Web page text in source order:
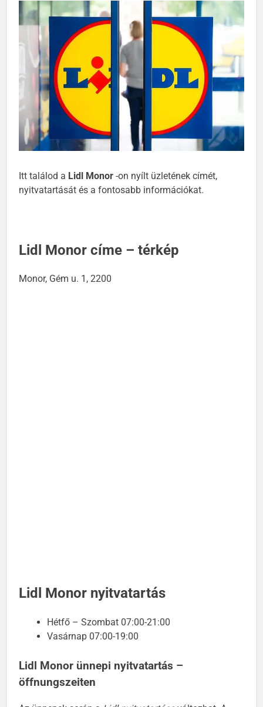
Itt találod a Lidl Monor -on nyílt üzletének címét,
nyitvatartását és a fontosabb információkat.
Lidl Monor címe – térkép
Monor, Gém u. 1, 2200
Lidl Monor nyitvatartás
Hétfő – Szombat 07:00-21:00
Vasárnap 07:00-19:00
Lidl Monor ünnepi nyitvatartás –
öffnungszeiten